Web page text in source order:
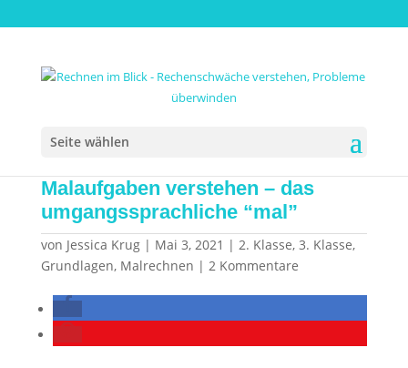
Seite wählen
Malaufgaben verstehen – das
umgangssprachliche “mal”
von Jessica Krug| Mai 3, 2021 | 2. Klasse, 3. Klasse,
Grundlagen, Malrechnen | 2 Kommentare